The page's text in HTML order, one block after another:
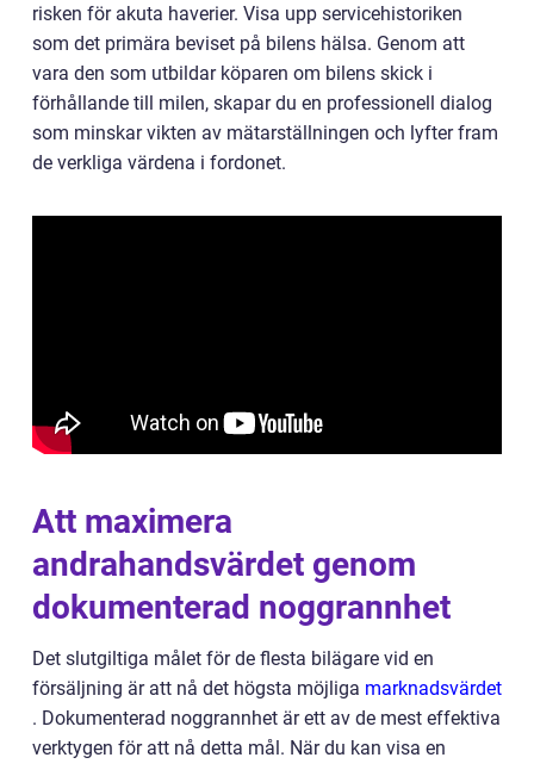
risken för akuta haverier. Visa upp servicehistoriken
som det primära beviset på bilens hälsa. Genom att
vara den som utbildar köparen om bilens skick i
förhållande till milen, skapar du en professionell dialog
som minskar vikten av mätarställningen och lyfter fram
de verkliga värdena i fordonet.
Att maximera
andrahandsvärdet genom
dokumenterad noggrannhet
Det slutgiltiga målet för de flesta bilägare vid en
försäljning är att nå det högsta möjliga marknadsvärdet
. Dokumenterad noggrannhet är ett av de mest effektiva
verktygen för att nå detta mål. När du kan visa en